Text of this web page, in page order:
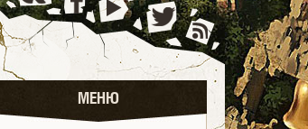
МЕНЮ